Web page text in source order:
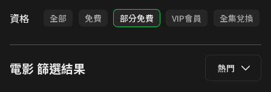
資格 全部 免費 部分免費 VIP會員 全集兌換
電影篩選結果 熱門